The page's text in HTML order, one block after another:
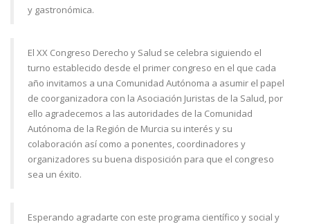
y gastronómica.
El XX Congreso Derecho y Salud se celebra siguiendo el
turno establecido desde el primer congreso en el que cada
año invitamos a una Comunidad Autónoma a asumir el papel
de coorganizadora con la Asociación Juristas de la Salud, por
ello agradecemos a las autoridades de la Comunidad
Autónoma de la Región de Murcia su interés y su
colaboración así como a ponentes, coordinadores y
organizadores su buena disposición para que el congreso
sea un éxito.
Esperando agradarte con este programa científico y social y